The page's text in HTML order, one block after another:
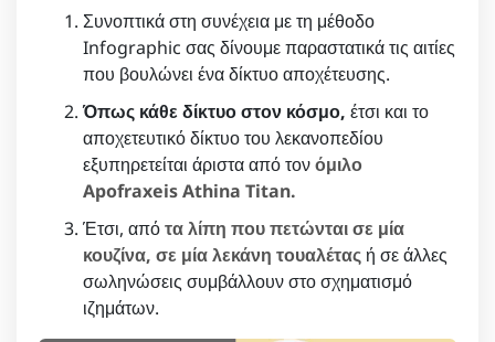
Συνοπτικά στη συνέχεια με τη μέθοδο
Infographic σας δίνουμε παραστατικά τις αιτίες
που βουλώνει ένα δίκτυο αποχέτευσης.
Όπως κάθε δίκτυο στον κόσμο, έτσι και το
αποχετευτικό δίκτυο του λεκανοπεδίου
εξυπηρετείται άριστα από τονόμιλο
Apofraxeis Athina Titan.
Έτσι, απότα λίπη που πετώνται σε μία
κουζίνα, σε μία λεκάνη τουαλέτας ή σε άλλες
σωληνώσεις συμβάλλουν στο σχηματισμό
ιζημάτων.